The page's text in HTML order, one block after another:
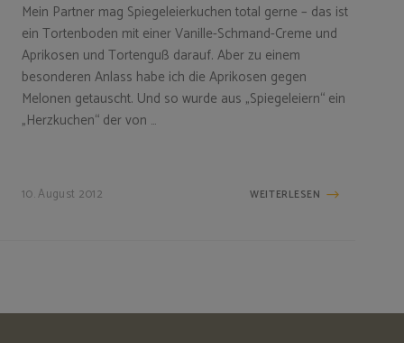
Mein Partner mag Spiegeleierkuchen total gerne – das ist
ein Tortenboden mit einer Vanille-Schmand-Creme und
Aprikosen und Tortenguß darauf. Aber zu einem
besonderen Anlass habe ich die Aprikosen gegen
Melonen getauscht. Und so wurde aus „Spiegeleiern“ ein
„Herzkuchen“ der von …
10. August 2012 WEITERLESEN